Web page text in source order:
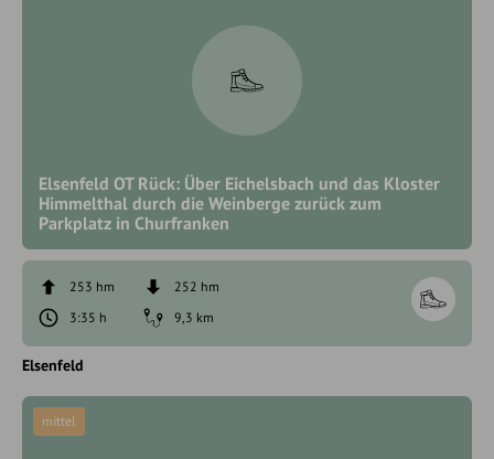
Elsenfeld OT Rück: Über Eichelsbach und das Kloster
Himmelthal durch die Weinberge zurück zum
Parkplatz in Churfranken
253 hm
252 hm
3:35 h
9,3 km
Elsenfeld
mittel